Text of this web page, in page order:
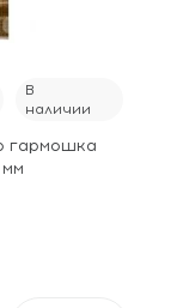
В
наличии
гармошка